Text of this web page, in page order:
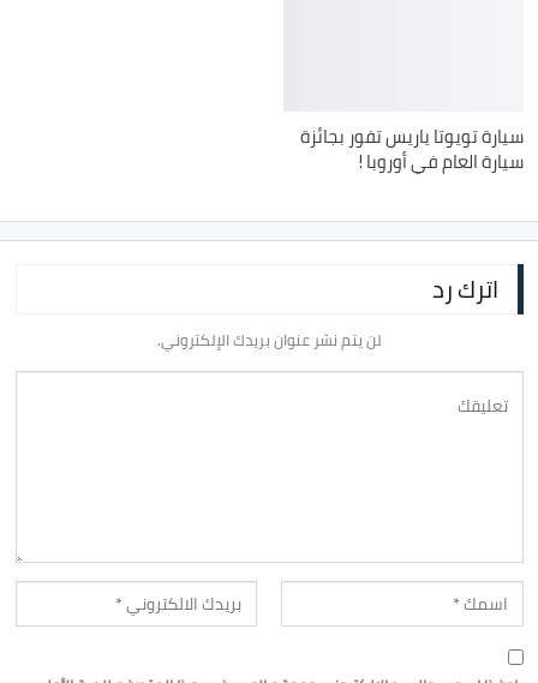
سيارة تويوتا ياريس تفور بجائزة
سيارة العام في أوروبا !
اترك رد
لن يتم نشر عنوان بريدك الإلكتروني.